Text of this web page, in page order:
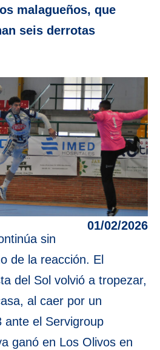
malagueños, que
seis derrotas
01/02/2026
sin
de la reacción. El
del Sol volvió a tropezar,
al caer por un
ante el Servigroup
ganó en Los Olivos en